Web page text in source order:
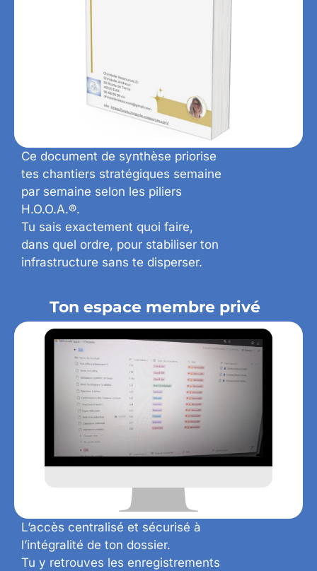
Ce document de synthèse priorise
tes chantiers stratégiques semaine
par semaine selon les piliers
H.O.O.A.®.
Tu sais exactement quoi faire,
dans quel ordre, pour stabiliser ton
infrastructure sans te disperser.
Ton espace membre privé
L’accès centralisé et sécurisé à
l’intégralité de ton dossier.
Tu y retrouves les enregistrements